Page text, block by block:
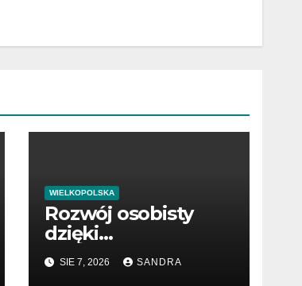
WIELKOPOLSKA
Rozwój osobisty
dzięki
wartościowym
publikacjom
SIE 7, 2026 SANDRA